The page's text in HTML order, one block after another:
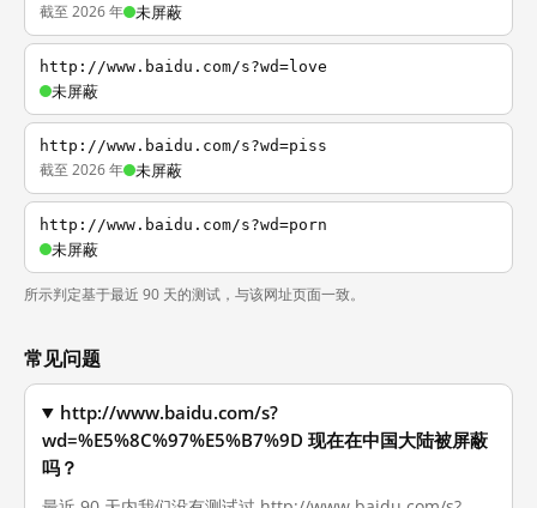
截至 2026 年 未屏蔽
http://www.baidu.com/s?wd=love
未屏蔽
http://www.baidu.com/s?wd=piss
截至 2026 年 未屏蔽
http://www.baidu.com/s?wd=porn
未屏蔽
所示判定基于最近 90 天的测试，与该网址页面一致。
常见问题
http://www.baidu.com/s?
wd=%E5%8C%97%E5%B7%9D 现在在中国大陆被屏蔽
吗？